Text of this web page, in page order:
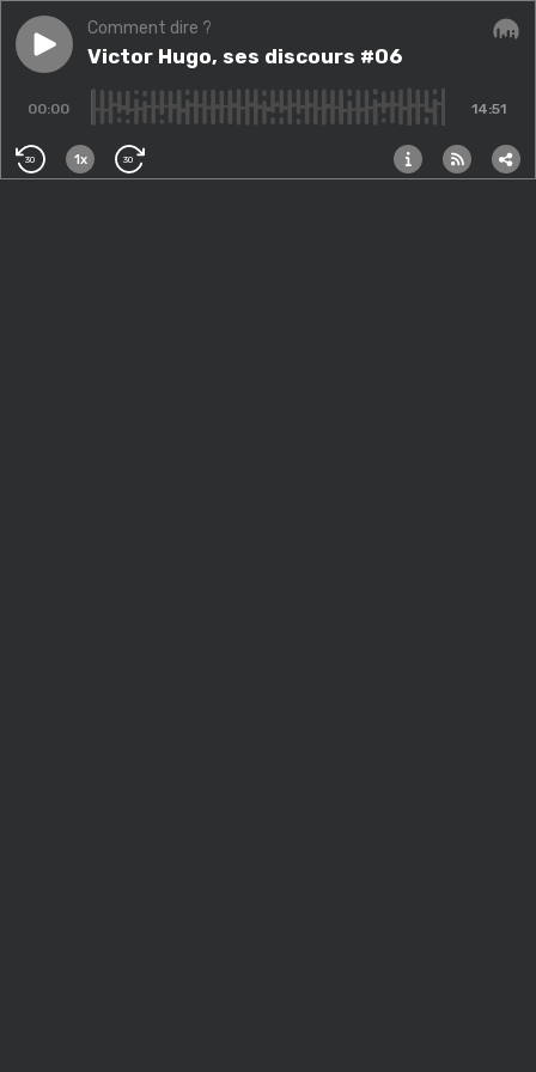
Play episodeVictor Hugo, ses discours #06
Comment dire ?
Victor Hugo, ses discours #06
00:00 14:51
30 1x 30